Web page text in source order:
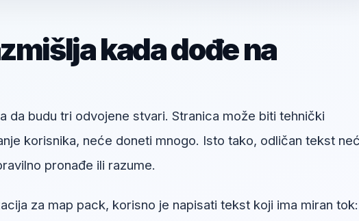
kada dođe na
da budu tri odvojene stvari. Stranica može biti tehnički
korisnika, neće doneti mnogo. Isto tako, odličan tekst
pronađe ili razume.
za map pack, korisno je napisati tekst koji ima miran tok: